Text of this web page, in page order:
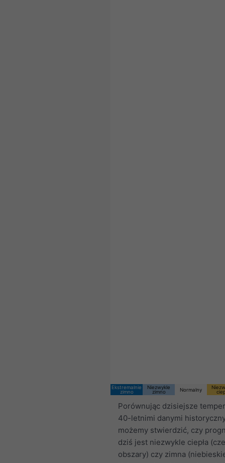
Ekstremalnie
zimno
Niezwykle
zimno
Normalny
Porównując dzisiejsze
40-letnimi danymi
możemy stwierdzić, czy
dziś jest niezwykle ciepła
obszary) czy zimna